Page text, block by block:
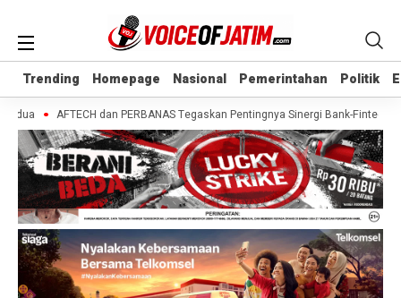
Trending Homepage Nasional Pemerintahan Politik
Trending Homepage Nasional Pemerintahan Politik
AFTECH dan PERBANAS Tegaskan Pentingnya Sinergi Bank-Fintech